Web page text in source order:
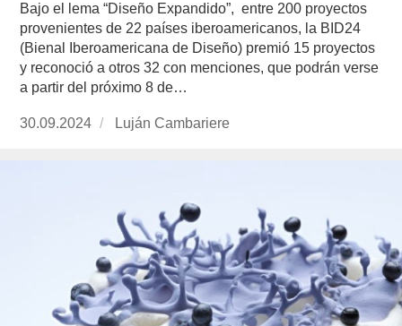
Bajo el lema “Diseño Expandido”, entre 200 proyectos
provenientes de 22 países iberoamericanos, la BID24
(Bienal Iberoamericana de Diseño) premió 15 proyectos
y reconoció a otros 32 con menciones, que podrán verse
a partir del próximo 8 de…
Publicado
30.09.2024
https://www.experimenta.es/author/lujan-
Luján Cambariere